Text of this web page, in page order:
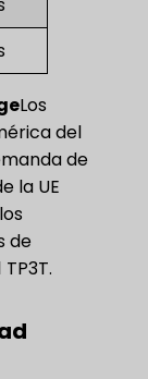
Los
del
de
la UE
de